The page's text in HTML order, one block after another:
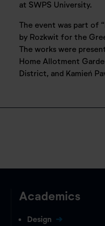
at SWPS University.
The event was part of
by Rozkwit for the
The works were
Home Allotment
District, and Kamień
Academics
Design